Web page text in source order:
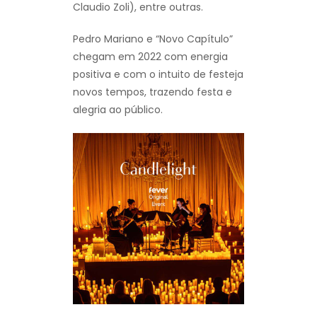
Claudio Zoli), entre outras.
Pedro Mariano e “Novo Capítulo”
chegam em 2022 com energia
positiva e com o intuito de festeja
novos tempos, trazendo festa e
alegria ao público.